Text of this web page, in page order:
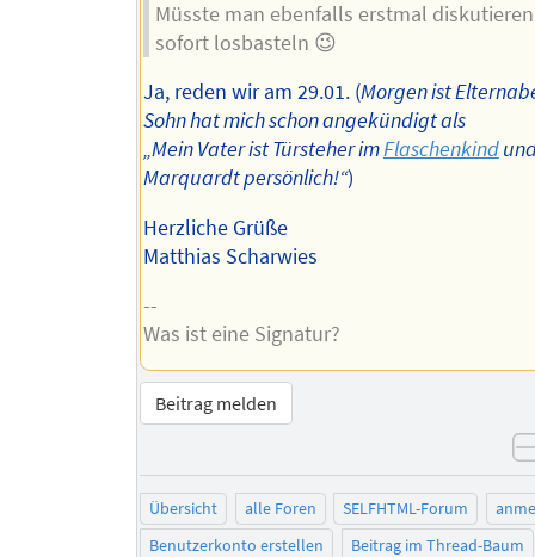
Müsste man ebenfalls erstmal
sofort losbasteln 😉
Ja, reden wir am 29.01. (Morgen ist
Sohn hat mich schon angekündigt als
„Mein Vater ist Türsteher imFlaschenkind
Marquardt persönlich!“)
Herzliche Grüße
Matthias Scharwies
--
Was ist eine Signatur?
Beitrag melden
Übersicht alle Foren SELFHTML-Forum
Benutzerkonto erstellen
Beitrag im Thread-Baum